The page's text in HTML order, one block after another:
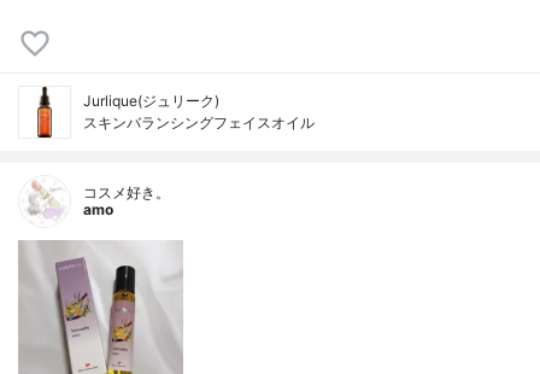
Jurlique(ジュリーク)
スキンバランシングフェイスオイル
コスメ好き。
amo